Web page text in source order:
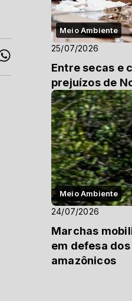
Meio Ambiente
25/07/2026
Entre secas e
prejuízos de
Meio Ambiente
24/07/2026
Marchas
em defesa
amazônicos